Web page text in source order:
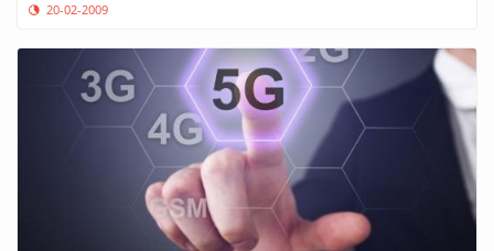
20-02-2009